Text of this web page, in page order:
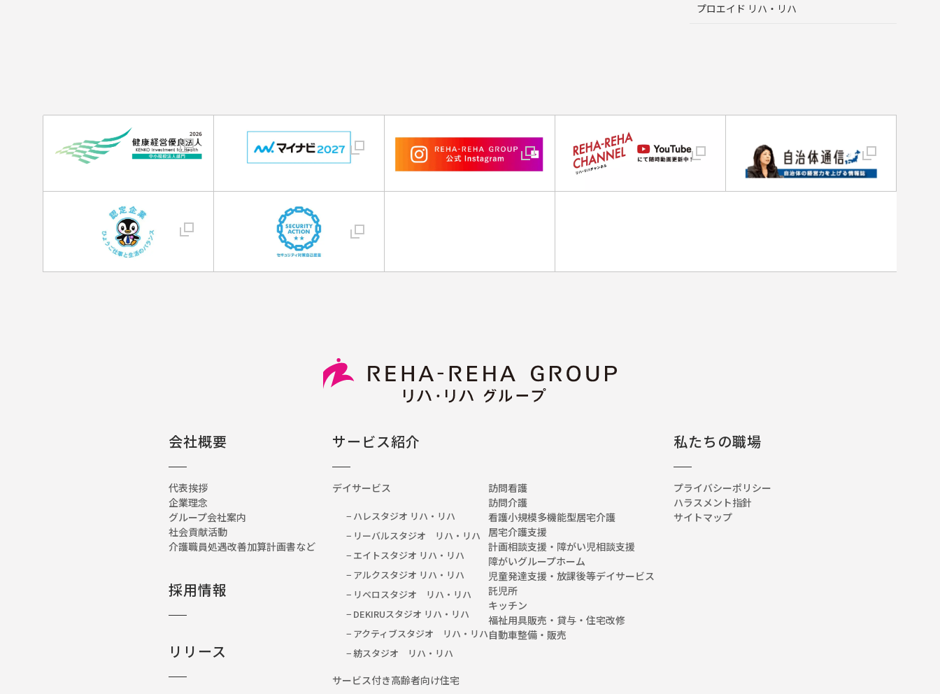
プロエイド リハ・リハ
会社概要
代表挨拶
企業理念
グループ会社案内
社会貢献活動
介護職員処遇改善加算計画書など
採用情報
リリース
サービス紹介
デイサービス
− ハレスタジオ リハ・リハ
− リーバルスタジオ リハ・リハ
− エイトスタジオ リハ・リハ
− アルクスタジオ リハ・リハ
− リベロスタジオ リハ・リハ
− DEKIRUスタジオ リハ・リハ
− アクティブスタジオ リハ・リハ
− 紡スタジオ リハ・リハ
サービス付き高齢者向け住宅
訪問看護
訪問介護
看護小規模多機能型居宅介護
居宅介護支援
計画相談支援・障がい児相談支援
障がいグループホーム
児童発達支援・放課後等デイサービス
託児所
キッチン
福祉用具販売・貸与・住宅改修
自動車整備・販売
私たちの職場
プライバシーポリシー
ハラスメント指針
サイトマップ